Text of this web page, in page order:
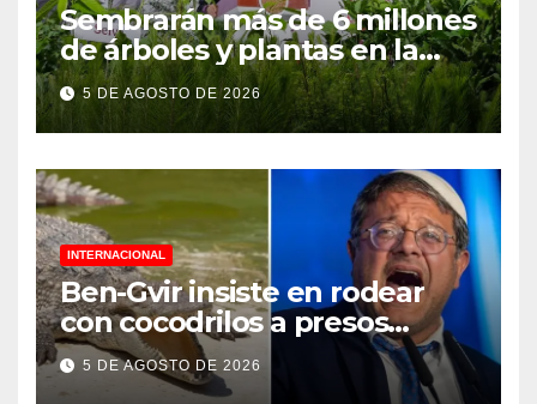
Sembrarán más de 6 millones
de árboles y plantas en la
Jornada Nacional de
Reforestación 2026
5 DE AGOSTO DE 2026
INTERNACIONAL
Ben-Gvir insiste en rodear
con cocodrilos a presos
palestinos
5 DE AGOSTO DE 2026